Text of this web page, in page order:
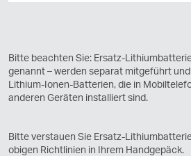
Bitte beachten Sie: Ersatz-
genannt – werden separat mitgeführt
Lithium-Ionen-Batterien, die in
anderen Geräten installiert sind.
Bitte verstauen Sie Ersatz-
obigen Richtlinien in Ihrem Handgepäck.